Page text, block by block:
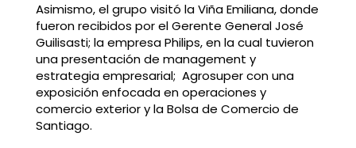
Asimismo, el grupo visitó la Viña Emiliana, donde
fueron recibidos por el Gerente General José
Guilisasti; la empresa Philips, en la cual tuvieron
una presentación de management y
estrategia empresarial; Agrosuper con una
exposición enfocada en operaciones y
comercio exterior y la Bolsa de Comercio de
Santiago.